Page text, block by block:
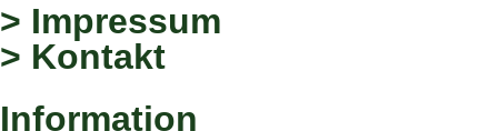
> Impressum
> Kontakt
Information